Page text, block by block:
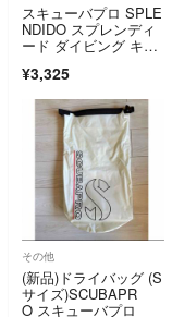
スキューバプロ SPLE
NDIDO スプレンディ
ード ダイビング キャ
RO
¥3,325
その他
(新品)ドライバッグ (S
サイズ)SCUBAPR
O スキューバプロ